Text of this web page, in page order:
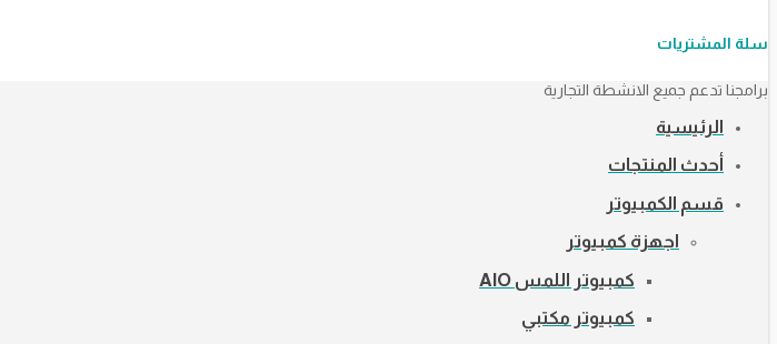
سلة المشتريات
برامجنا تدعم جميع الانشطة التجارية
الرئيسية
أحدث المنتجات
قسم الكمبيوتر
اجهزة كمبيوتر
كمبيوتر اللمس AIO
كمبيوتر مكتبي